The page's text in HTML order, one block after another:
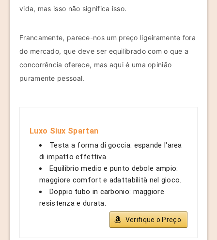
vida, mas isso não significa isso.
Francamente, parece-nos um preço ligeiramente fora
do mercado, que deve ser equilibrado com o que a
concorrência oferece, mas aqui é uma opinião
puramente pessoal.
Luxo Siux Spartan
Testa a forma di goccia: espande l'area
di impatto effettiva.
Equilibrio medio e punto debole ampio:
maggiore comfort e adattabilità nel gioco.
Doppio tubo in carbonio: maggiore
resistenza e durata.
Verifique o Preço